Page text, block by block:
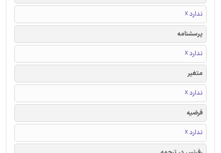
ندارد ☓
پرسشنامه
ندارد ☓
متغیر
ندارد ☓
فرضیه
ندارد ☓